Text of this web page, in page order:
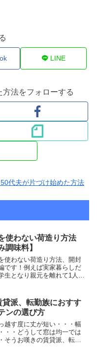
LINE
法をフォローする
代夫が片づけ始めた方法
使わない荷造り方法
調味料】
使わない荷造り方法、開封
です！例えば実家暮らしだ
生となり親元を離れて1人暮
していて引っ越す場合、封
い調味料の...
貸派、転勤族におすす
ンの選び方
越す度に丈が短い・・・幅
・・どうして窓は均一では
そうお嘆きの賃貸派、転勤